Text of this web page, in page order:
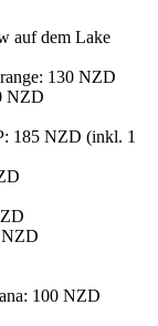
auf dem Lake
130 NZD
NZD
185 NZD (inkl. 1
NZD
100 NZD